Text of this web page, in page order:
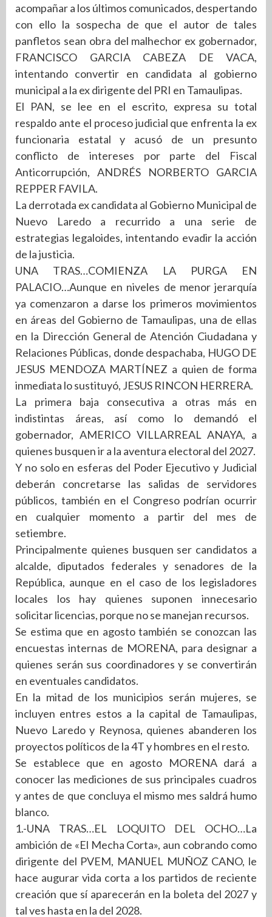
acompañar a los últimos comunicados, despertando
con ello la sospecha de que el autor de tales
panfletos sean obra del malhechor ex gobernador,
FRANCISCO GARCIA CABEZA DE VACA,
intentando convertir en candidata al gobierno
municipal a la ex dirigente del PRI en Tamaulipas.
El PAN, se lee en el escrito, expresa su total
respaldo ante el proceso judicial que enfrenta la ex
funcionaria estatal y acusó de un presunto
conflicto de intereses por parte del Fiscal
Anticorrupción, ANDRÉS NORBERTO GARCIA
REPPER FAVILA.
La derrotada ex candidata al Gobierno Municipal de
Nuevo Laredo a recurrido a una serie de
estrategias legaloides, intentando evadir la acción
de la justicia.
UNA TRAS…COMIENZA LA PURGA EN
PALACIO…Aunque en niveles de menor jerarquía
ya comenzaron a darse los primeros movimientos
en áreas del Gobierno de Tamaulipas, una de ellas
en la Dirección General de Atención Ciudadana y
Relaciones Públicas, donde despachaba, HUGO DE
JESUS MENDOZA MARTÍNEZ a quien de forma
inmediata lo sustituyó, JESUS RINCON HERRERA.
La primera baja consecutiva a otras más en
indistintas áreas, así como lo demandó el
gobernador, AMERICO VILLARREAL ANAYA, a
quienes busquen ir a la aventura electoral del 2027.
Y no solo en esferas del Poder Ejecutivo y Judicial
deberán concretarse las salidas de servidores
públicos, también en el Congreso podrían ocurrir
en cualquier momento a partir del mes de
setiembre.
Principalmente quienes busquen ser candidatos a
alcalde, diputados federales y senadores de la
República, aunque en el caso de los legisladores
locales los hay quienes suponen innecesario
solicitar licencias, porque no se manejan recursos.
Se estima que en agosto también se conozcan las
encuestas internas de MORENA, para designar a
quienes serán sus coordinadores y se convertirán
en eventuales candidatos.
En la mitad de los municipios serán mujeres, se
incluyen entres estos a la capital de Tamaulipas,
Nuevo Laredo y Reynosa, quienes abanderen los
proyectos políticos de la 4T y hombres en el resto.
Se establece que en agosto MORENA dará a
conocer las mediciones de sus principales cuadros
y antes de que concluya el mismo mes saldrá humo
blanco.
1.-UNA TRAS…EL LOQUITO DEL OCHO…La
ambición de «El Mecha Corta», aun cobrando como
dirigente del PVEM, MANUEL MUÑOZ CANO, le
hace augurar vida corta a los partidos de reciente
creación que sí aparecerán en la boleta del 2027 y
tal ves hasta en la del 2028.